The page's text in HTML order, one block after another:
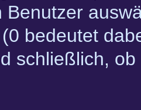
Benutzer
bedeutet
schließlich,